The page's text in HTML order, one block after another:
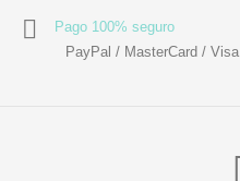
Pago 100% seguro
PayPal / MasterCard / Visa